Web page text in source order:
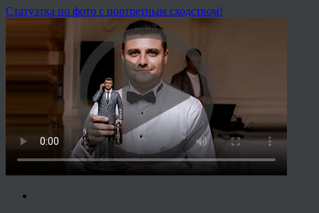
Статуэтка по фото с портретным сходством!